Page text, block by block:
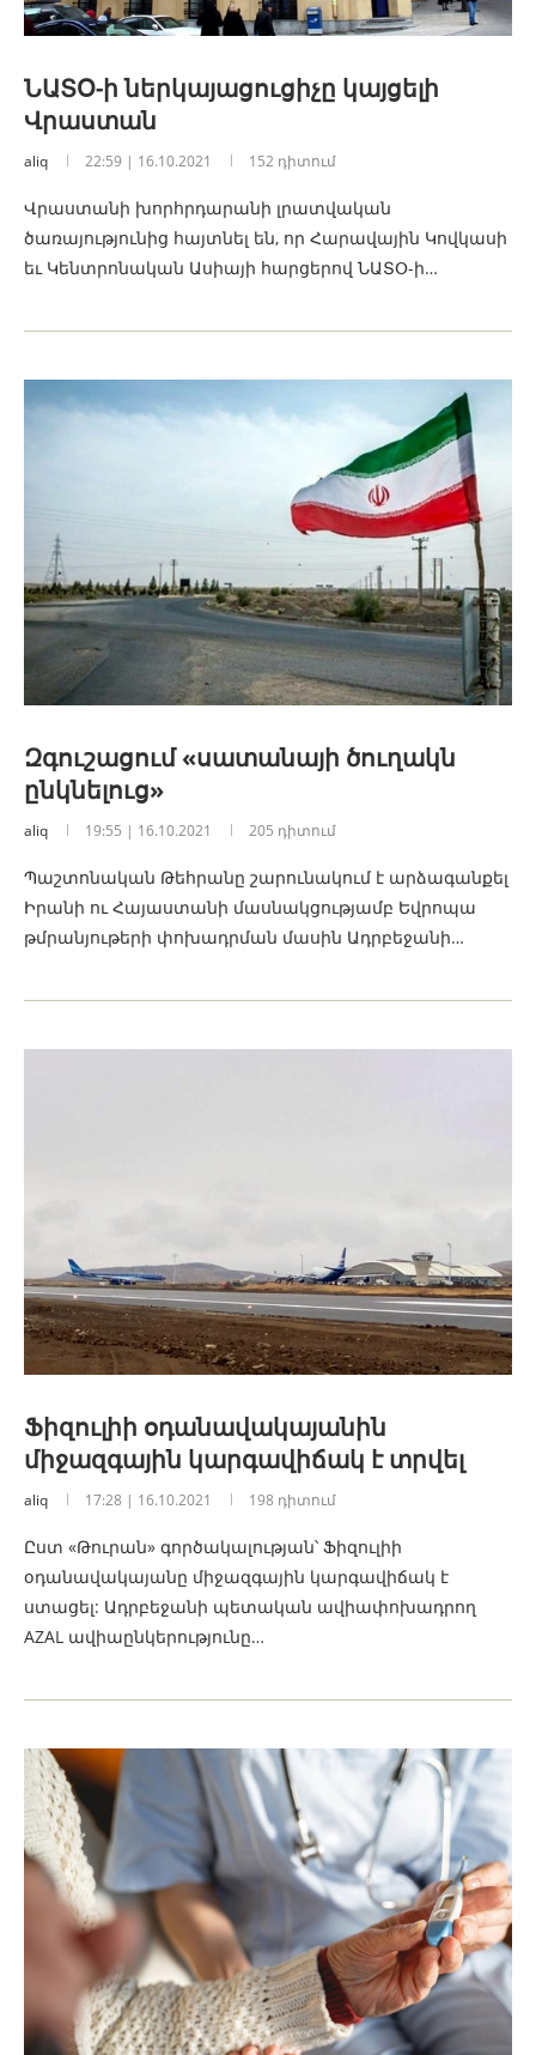
ՆԱՏՕ-ի ներկայացուցիչը կայցելի
Վրաստան
aliq 22:59 | 16.10.2021 152 դիտում
Վրաստանի խորհրդարանի լրատվական
ծառայությունից հայտնել են, որ Հարավային Կովկասի
եւ Կենտրոնական Ասիայի հարցերով ՆԱՏՕ-ի…
Զգուշացում «սատանայի ծուղակն
ընկնելուց»
aliq 19:55 | 16.10.2021 205 դիտում
Պաշտոնական Թեհրանը շարունակում է արձագանքել
Իրանի ու Հայաստանի մասնակցությամբ Եվրոպա
թմրանյութերի փոխադրման մասին Ադրբեջանի…
Ֆիզուլիի օդանավակայանին
միջազգային կարգավիճակ է տրվել
aliq 17:28 | 16.10.2021 198 դիտում
Ըստ «Թուրան» գործակալության՝ Ֆիզուլիի
օդանավակայանը միջազգային կարգավիճակ է
ստացել: Ադրբեջանի պետական ավիափոխադրող
AZAL ավիաընկերությունը…